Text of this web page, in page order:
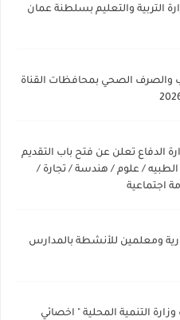
التربية والتعليم بسلطنة عمان
والصرف الصحي بمحافظات القناة
تعلن عن فتح باب التقديم
الطبيه / علوم / هندسة / تجارة /
اجتماعية
ومعلمين للأنشطة بالمدارس
التنمية المحلية " اخصائي